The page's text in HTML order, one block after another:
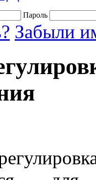
Пароль
Забыли